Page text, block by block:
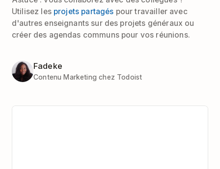
Utilisez les projets partagés pour travailler avec
d'autres enseignants sur des projets généraux ou
créer des agendas communs pour vos réunions.
Fadeke
Contenu Marketing chez Todoist